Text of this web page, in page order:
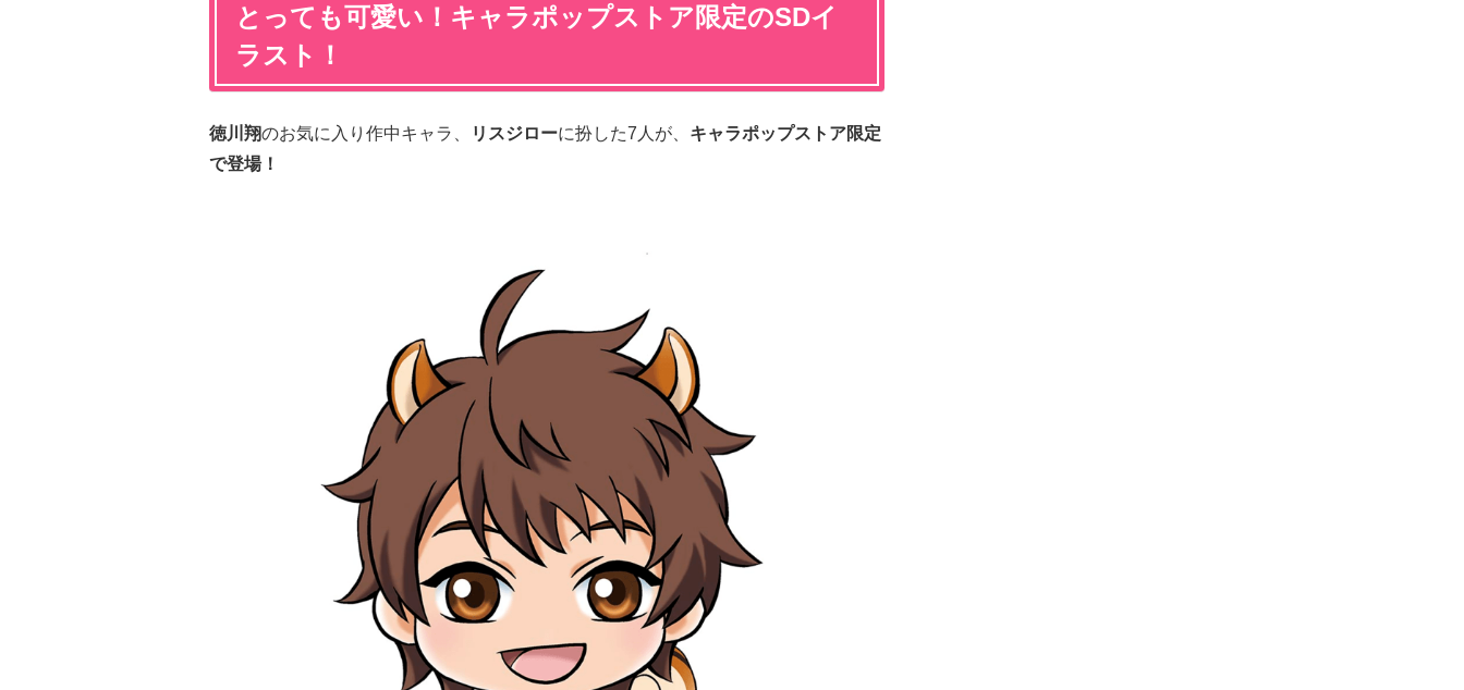
とっても可愛い！キャラポップストア限定のSDイ
ラスト！
徳川翔のお気に入り作中キャラ、 リスジローに扮した7人が、 キャラポップストア限定
で登場！